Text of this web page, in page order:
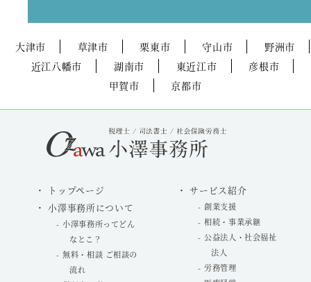
大津市 草津市 栗東市 守山市
野洲市
近江八幡市
湖南市 東近江市
彦根市
甲賀市
京都市
トップページ
小澤事務所について
小澤事務所ってどん
なとこ？
無料・相談 ご相談の
流れ
サービス紹介
創業支援
相続・事業承継
公益法人・社会福祉
法人
労務管理